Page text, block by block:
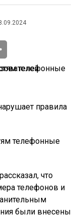
правила
что
телефонов и
были внесены